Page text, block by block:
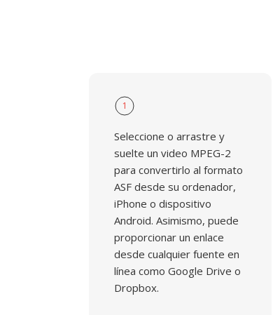
1
Seleccione o arrastre y
suelte un video MPEG-2
para convertirlo al formato
ASF desde su ordenador,
iPhone o dispositivo
Android. Asimismo, puede
proporcionar un enlace
desde cualquier fuente en
línea como Google Drive o
Dropbox.